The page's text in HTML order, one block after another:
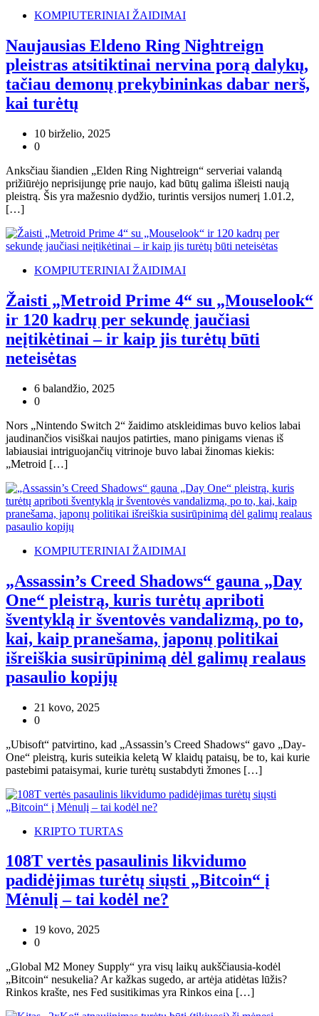
KOMPIUTERINIAI ŽAIDIMAI
Naujausias Eldeno Ring Nightreign
pleistras atsitiktinai nervina porą dalykų,
tačiau demonų prekybininkas dabar nerš,
kai turėtų
10 birželio, 2025
0
Anksčiau šiandien „Elden Ring Nightreign“ serveriai valandą
prižiūrėjo neprisijungę prie naujo, kad būtų galima išleisti naują
pleistrą. Šis yra mažesnio dydžio, turintis versijos numerį 1.01.2,
[…]
KOMPIUTERINIAI ŽAIDIMAI
Žaisti „Metroid Prime 4“ su „Mouselook“
ir 120 kadrų per sekundę jaučiasi
neįtikėtinai – ir kaip jis turėtų būti
neteisėtas
6 balandžio, 2025
0
Nors „Nintendo Switch 2“ žaidimo atskleidimas buvo kelios labai
jaudinančios visiškai naujos patirties, mano pinigams vienas iš
labiausiai intriguojančių vitrinoje buvo labai žinomas kiekis:
„Metroid […]
KOMPIUTERINIAI ŽAIDIMAI
„Assassin’s Creed Shadows“ gauna „Day
One“ pleistrą, kuris turėtų apriboti
šventyklą ir šventovės vandalizmą, po to,
kai, kaip pranešama, japonų politikai
išreiškia susirūpinimą dėl galimų realaus
pasaulio kopijų
21 kovo, 2025
0
„Ubisoft“ patvirtino, kad „Assassin’s Creed Shadows“ gavo „Day-
One“ pleistrą, kuris suteikia keletą W klaidų pataisų, be to, kai kurie
pastebimi pataisymai, kurie turėtų sustabdyti žmones […]
KRIPTO TURTAS
108T vertės pasaulinis likvidumo
padidėjimas turėtų siųsti „Bitcoin“ į
Mėnulį – tai kodėl ne?
19 kovo, 2025
0
„Global M2 Money Supply“ yra visų laikų aukščiausia-kodėl
„Bitcoin“ nesukelia? Ar kažkas sugedo, ar artėja atidėtas lūžis?
Rinkos krašte, nes Fed susitikimas yra Rinkos eina […]